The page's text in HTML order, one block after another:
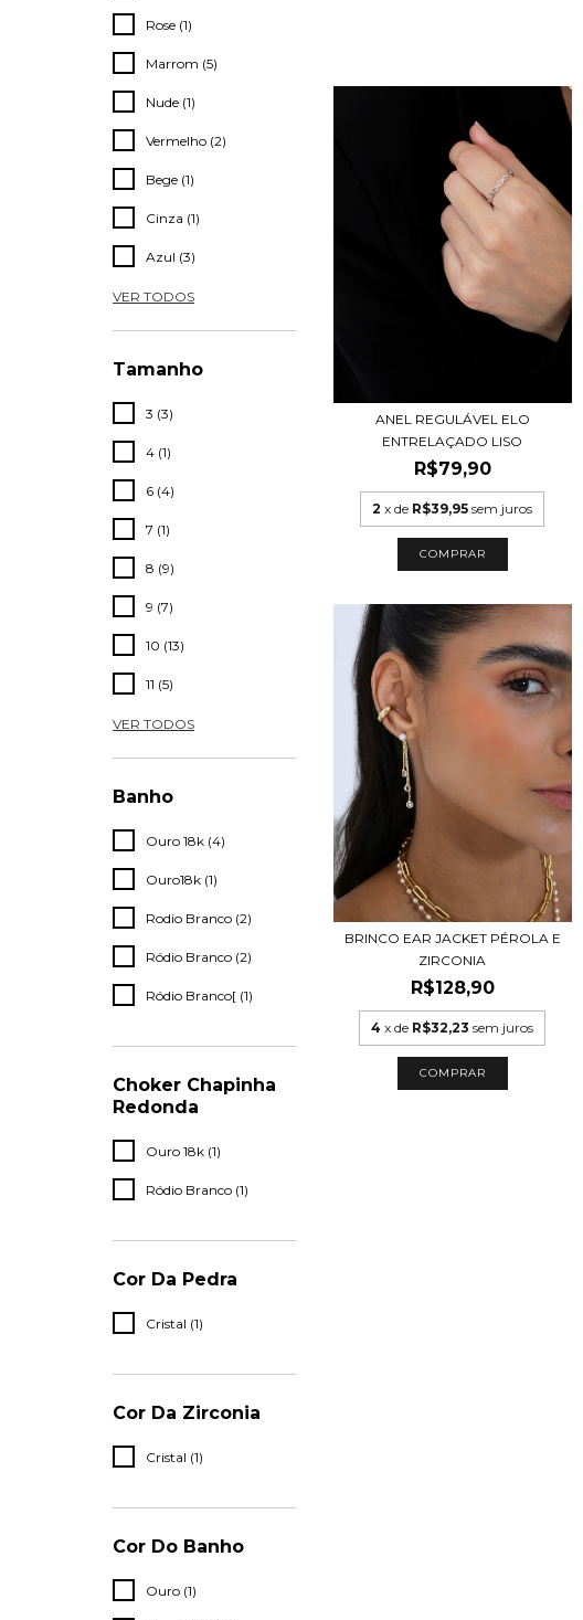
Rose (1)
Marrom (5)
Nude (1)
Vermelho (2)
Bege (1)
Cinza (1)
Azul (3)
VER TODOS
Tamanho
3 (3)
4 (1)
6 (4)
7 (1)
8 (9)
9 (7)
10 (13)
11 (5)
VER TODOS
Banho
Ouro 18k (4)
Ouro18k (1)
Rodio Branco (2)
Ródio Branco (2)
Ródio Branco[ (1)
Choker Chapinha
Redonda
Ouro 18k (1)
Ródio Branco (1)
Cor Da Pedra
Cristal (1)
Cor Da Zirconia
Cristal (1)
Cor Do Banho
Ouro (1)
ANEL REGULÁVEL ELO
ENTRELAÇADO LISO
R$79,90
2 x de R$39,95 sem juros
COMPRAR
BRINCO EAR JACKET PÉROLA E
ZIRCONIA
R$128,90
4 x de R$32,23 sem juros
COMPRAR